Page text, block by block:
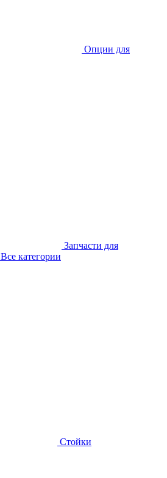
Опции для
Запчасти для
Все категории
Стойки